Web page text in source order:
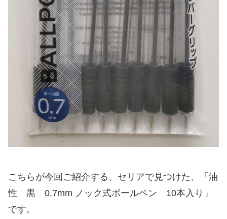
こちらが今回ご紹介する、セリアで見つけた、「油
性 黒 0.7mm ノック式ボールペン 10本入り」
です。